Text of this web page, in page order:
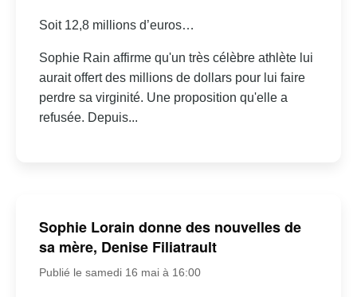
Soit 12,8 millions d’euros…
Sophie Rain affirme qu'un très célèbre athlète lui
aurait offert des millions de dollars pour lui faire
perdre sa virginité. Une proposition qu'elle a
refusée. Depuis...
Sophie Lorain donne des nouvelles de
sa mère, Denise Filiatrault
Publié le samedi 16 mai à 16:00